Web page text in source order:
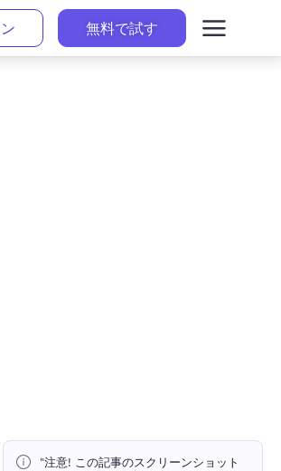
無料で試す
"注意! この記事のスクリーンショット